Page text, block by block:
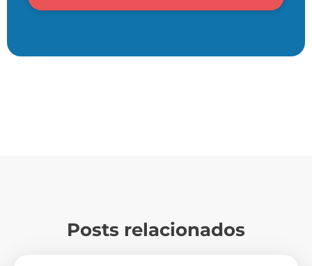
Posts relacionados